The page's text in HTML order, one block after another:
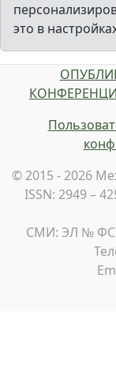
это в
© 2015 - 2026
ISSN: 2949 –
СМИ: ЭЛ № ФС